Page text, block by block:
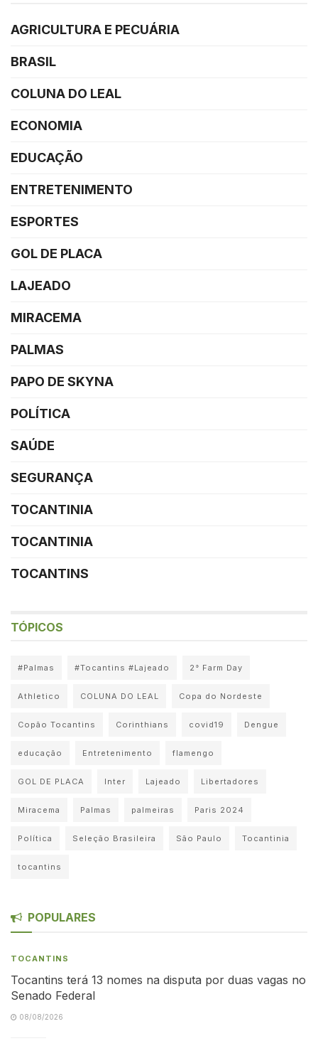
AGRICULTURA E PECUÁRIA
BRASIL
COLUNA DO LEAL
ECONOMIA
EDUCAÇÃO
ENTRETENIMENTO
ESPORTES
GOL DE PLACA
LAJEADO
MIRACEMA
PALMAS
PAPO DE SKYNA
POLÍTICA
SAÚDE
SEGURANÇA
TOCANTINIA
TOCANTINIA
TOCANTINS
TÓPICOS
#Palmas #Tocantins #Lajeado 2° Farm Day
Athletico COLUNA DO LEAL Copa do Nordeste
Copão Tocantins Corinthians covid19 Dengue
educação Entretenimento flamengo
GOL DE PLACA Inter Lajeado Libertadores
Miracema Palmas palmeiras Paris 2024
Política Seleção Brasileira São Paulo Tocantinia
tocantins
POPULARES
TOCANTINS
Tocantins terá 13 nomes na disputa por duas vagas no
Senado Federal
08/08/2026